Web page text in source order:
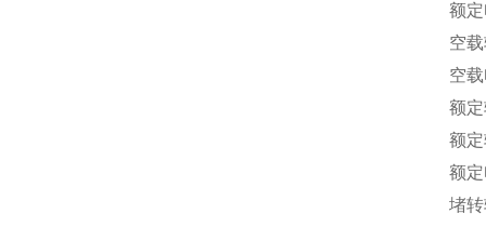
额定
空载
空载
额定
额定转
额定电
堵转